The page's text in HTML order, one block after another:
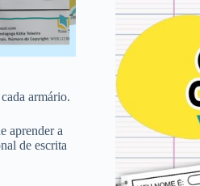
armário.
aprender a
de escrita